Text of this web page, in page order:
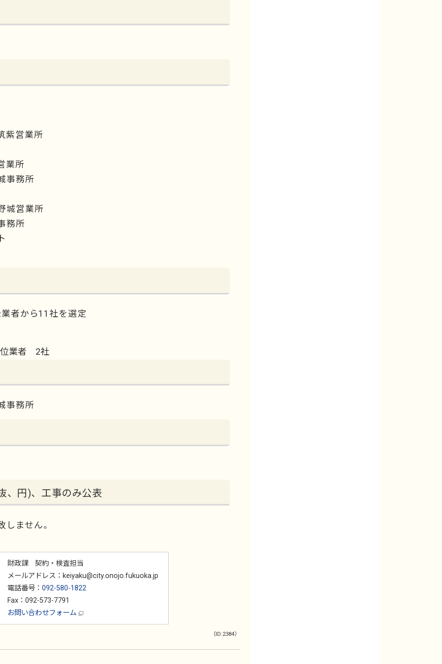
紫営業所
業所
事務所
城営業所
務所
者から11社を選定
位業者 2社
事務所
、円)、工事のみ公表
ません。
財政課 契約・検査担当
メールアドレス：keiyaku@city.onojo.fukuoka.jp
電話番号： 092-580-1822
Fax：092-573-7791
お問い合わせフォーム
（ID:2384）